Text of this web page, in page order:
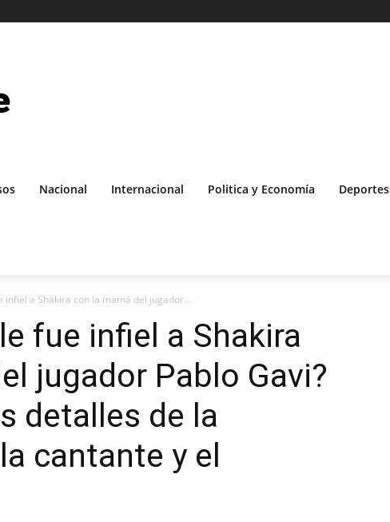
Nacional Internacional Politica y Economía Deportes
infiel a Shakira con la mamá del jugador...
fue infiel a Shakira
jugador Pablo Gavi?
detalles de la
cantante y el